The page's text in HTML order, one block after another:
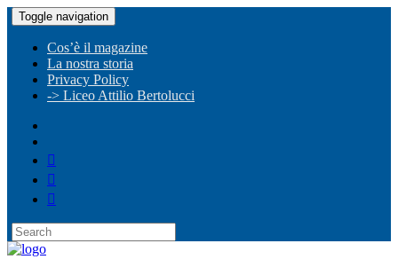
Toggle navigation
Cos’è il magazine
La nostra storia
Privacy Policy
-> Liceo Attilio Bertolucci